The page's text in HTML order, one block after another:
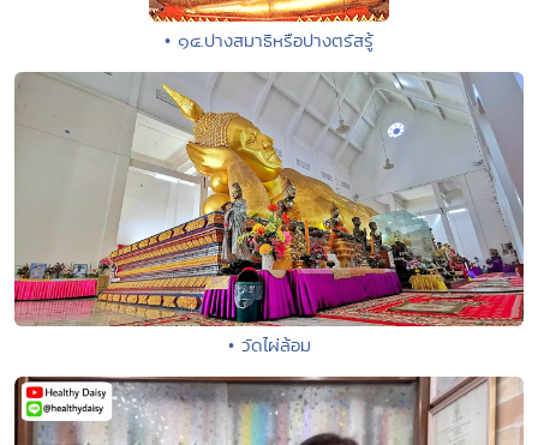
• ๑๔.ปางสมาธิหรือปางตรัสรู้
• วัดไผ่ล้อม